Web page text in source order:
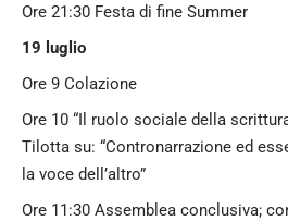
Ore 21:30 Festa di fine Summer
19 luglio
Ore 9 Colazione
Ore 10 “Il ruolo sociale della
Tilotta su: “Contronarrazione ed
la voce dell’altro”
Ore 11:30 Assemblea conclusiva;